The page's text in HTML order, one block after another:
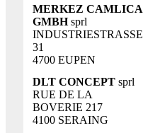
MERKEZ CAMLICA
GMBHsprl
INDUSTRIESTRASSE
31
4700 EUPEN
DLT CONCEPT sprl
RUE DE LA
BOVERIE 217
4100 SERAING